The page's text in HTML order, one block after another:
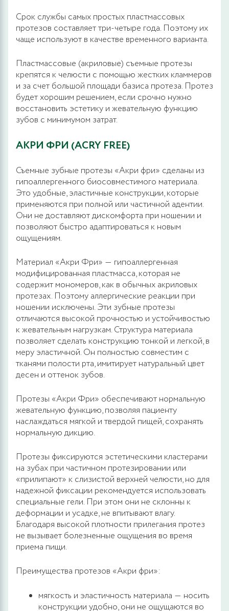
Срок службы самых простых пластмассовых
протезов составляет три-четыре года. Поэтому их
чаще используют в качестве временного варианта.
Пластмассовые (акриловые) съемные протезы
крепятся к челюсти с помощью жестких кламмеров
и за счет большой площади базиса протеза. Протез
будет хорошим решением, если срочно нужно
восстановить эстетику и жевательную функцию
зубов с минимумом затрат.
АКРИ ФРИ (ACRY FREE)
Съемные зубные протезы «Акри фри» сделаны из
гипоаллергенного биосовместимого материала.
Это удобные, эластичные конструкции, которые
применяются при полной или частичной адентии.
Они не доставляют дискомфорта при ношении и
позволяют быстро адаптироваться к новым
ощущениям.
Материал «Акри Фри» ― гипоаллергенная
модифицированная пластмасса, которая не
содержит мономеров, как в обычных акриловых
протезах. Поэтому аллергические реакции при
ношении исключены. Эти зубные протезы
отличаются высокой прочностью и устойчивостью
к жевательным нагрузкам. Структура материала
позволяет сделать конструкцию тонкой и легкой, в
меру эластичной. Он полностью совместим с
тканями полости рта, имитирует натуральный цвет
десен и оттенок зубов.
Протезы «Акри Фри» обеспечивают нормальную
жевательную функцию, позволяя пациенту
наслаждаться мягкой и твердой пищей, сохранять
нормальную дикцию.
Протезы фиксируются эстетическими кластерами
на зубах при частичном протезировании или
«прилипают» к слизистой верхней челюсти, но для
надежной фиксации рекомендуется использовать
специальные гели. При этом они не склонны к
деформации и усадке, не впитывают влагу.
Благодаря высокой плотности прилегания протез
не вызывает болезненные ощущения во время
приема пищи.
Преимущества протезов «Акри фри»:
мягкость и эластичность материала ― носить
конструкции удобно, они не ощущаются во